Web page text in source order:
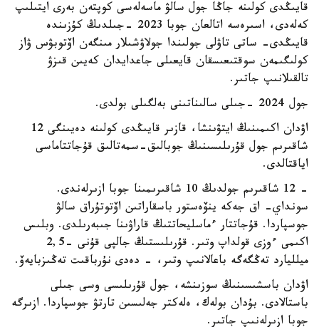
قايىڭدى كولىنە جاڭا جول سالۋ ماسەلەسى كوپتەن بەرى ايتىلىپ
كەلەدى، اسىرەسە اتالعان جوبا 2023 -جىلدىڭ كۇزىندە
قايىڭدى- ساتى تاۋلى جولىندا جولاۋشىلار مىنگەن اۆتوبۋس ۋاز
كولىگىمەن سوقتىعىسقان قايعىلى جاعدايدان كەيىن قىزۋ
تالقىلانىپ جاتىر.
جول 2024 -جىلى سالىناتىنى بەلگىلى بولدى.
اۋدان اكىمىنىڭ ايتۋىنشا، قازىر قايىڭدى كولىنە دەيىنگى 12
شاقىرىم جول قۇرىلىسىنىڭ جوبالىق-سمەتالىق قۇجاتتاماسى
اياقتالدى.
- 12 شاقىرىم جولدىڭ 10 شاقىرىمىنا جوبا ازىرلەندى.
سونداي- اق جەكە ينۆەستور باسقاراتىن اۆتوتۇراق سالۋ
جوسپاردا. قۇجاتتار ءماسليحاتتىڭ قاراۋىنا جىبەرىلدى. وبلىس
اكىمى ءوزى قولداپ وتىر. قۇرىلىستىڭ جالپى قۇنى -2,5
ميلليارد تەڭگەگە باعالانىپ وتىر، - دەدى نۇرباقىت تەڭىزبايەۆ.
اۋدان باسشىسىنىڭ سوزىنشە، جول قۇرىلىسى وسى جىلى
باستالادى. بۇدان بولەك، ەلەكتر جەلىسىن تارتۋ جوسپاردا. ازىرگە
جوبا ازىرلەنىپ جاتىر.